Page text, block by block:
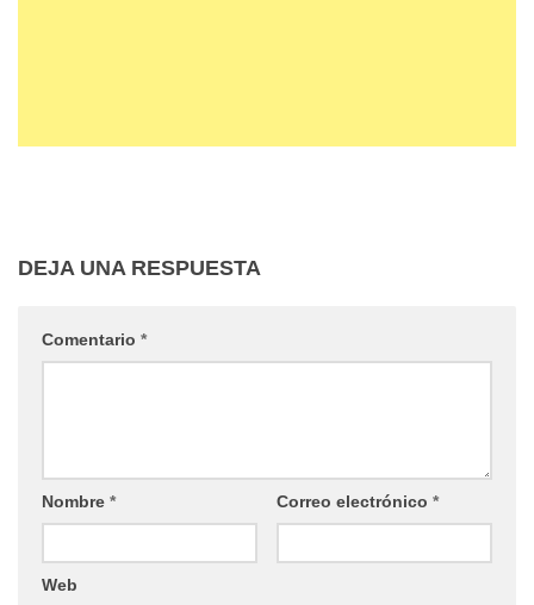
DEJA UNA RESPUESTA
Comentario *
Nombre * Correo electrónico *
Web